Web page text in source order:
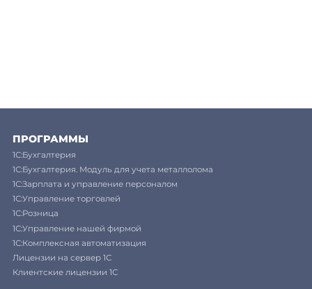
ПРОГРАММЫ
1С:Бухгалтерия
1С:Бухгалтерия. Модуль для учета металлолома
1С:Зарплата и управление персоналом
1С:Управление торговлей
1С:Розница
1С:Управление нашей фирмой
1С:Комплексная автоматизация
Лицензии на сервер 1С
Клиентские лицензии 1С